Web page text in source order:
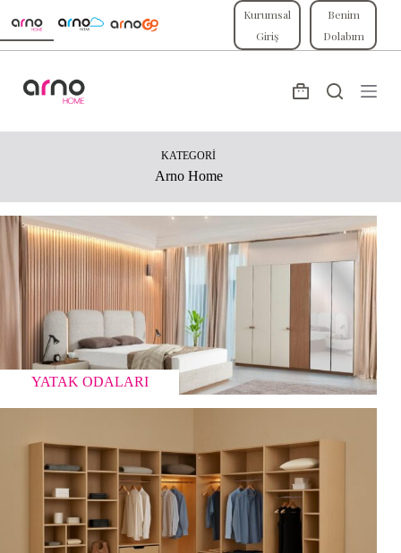
content
Kurumsal
Giriş
Benim
Dolabım
Shopping
KATEGORI
Arno Home
YATAK ODALARI